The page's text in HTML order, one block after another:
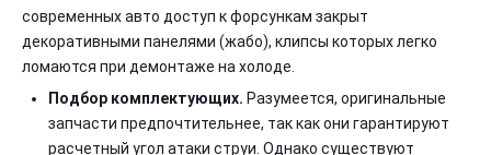
современных авто доступ к форсункам закрыт
декоративными панелями (жабо), клипсы которых легко
ломаются при демонтаже на холоде.
Подбор комплектующих. Разумеется, оригинальные
запчасти предпочтительнее, так как они гарантируют
расчетный угол атаки струи. Однако существуют